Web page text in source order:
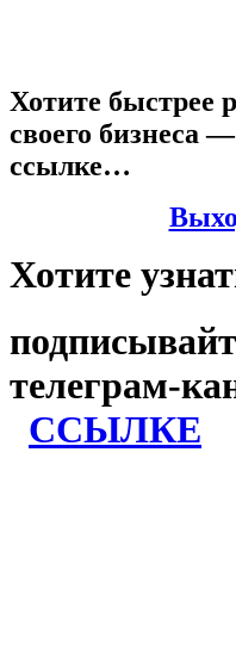
Хотите быстрее
своего бизнеса
ссылке…
Хотите
телеграм-
ССЫЛКЕ